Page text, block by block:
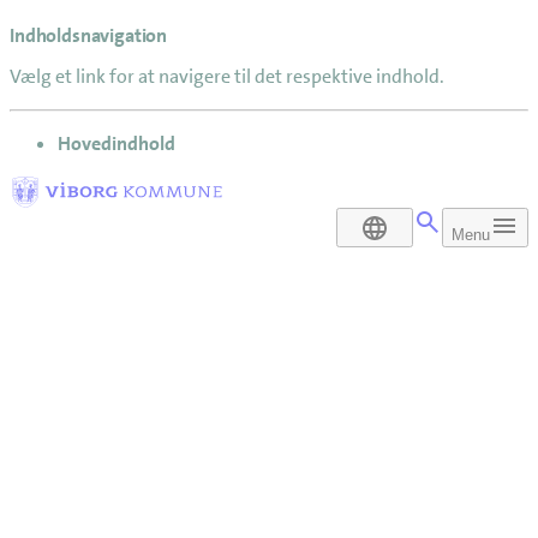
Indholdsnavigation
Vælg et link for at navigere til det respektive indhold.
gå til
Hovedindhold
DA Menu